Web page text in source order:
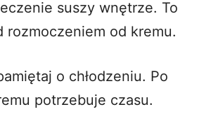
suszy wnętrze. To
rozmoczeniem od kremu.
o chłodzeniu. Po
potrzebuje czasu.